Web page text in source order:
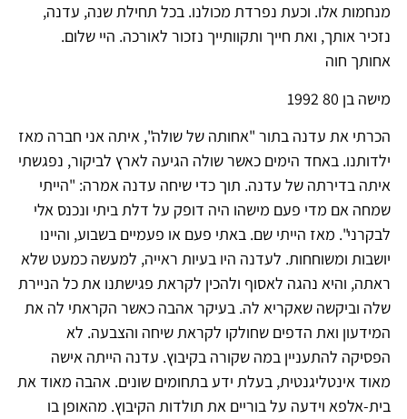
מנחמות אלו. וכעת נפרדת מכולנו. בכל תחילת שנה, עדנה,
נזכיר אותך, ואת חייך ותקוותייך נזכור לאורכה. היי שלום.
אחותך חוה
מישה בן 80 1992
הכרתי את עדנה בתור "אחותה של שולה", איתה אני חברה מאז
ילדותנו. באחד הימים כאשר שולה הגיעה לארץ לביקור, נפגשתי
איתה בדירתה של עדנה. תוך כדי שיחה עדנה אמרה: "הייתי
שמחה אם מדי פעם מישהו היה דופק על דלת ביתי ונכנס אלי
לבקרני". מאז הייתי שם. באתי פעם או פעמיים בשבוע, והיינו
יושבות ומשוחחות. לעדנה היו בעיות ראייה, למעשה כמעט שלא
ראתה, והיא נהגה לאסוף ולהכין לקראת פגישתנו את כל הניירת
שלה וביקשה שאקריא לה. בעיקר אהבה כאשר הקראתי לה את
המידעון ואת הדפים שחולקו לקראת שיחה והצבעה. לא
הפסיקה להתעניין במה שקורה בקיבוץ. עדנה הייתה אישה
מאוד אינטליגנטית, בעלת ידע בתחומים שונים. אהבה מאוד את
בית-אלפא וידעה על בוריים את תולדות הקיבוץ. מהאופן בו